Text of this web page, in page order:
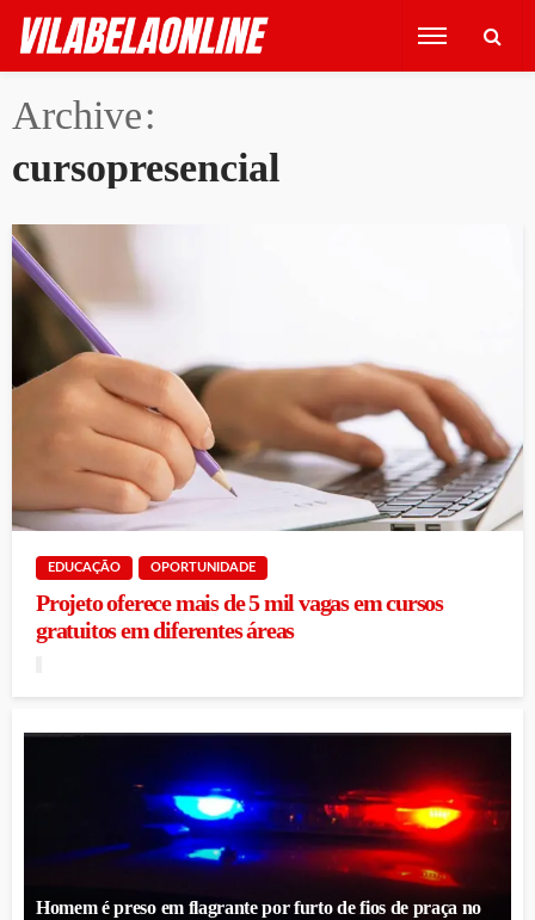
Archive
cursopresencial
EDUCAÇÃO OPORTUNIDADE
Projeto oferece mais de 5 mil vagas em cursos
gratuitos em diferentes áreas
Homem é preso em flagrante por furto de fios de praça no